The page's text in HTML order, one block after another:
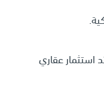
استثمار عقاري